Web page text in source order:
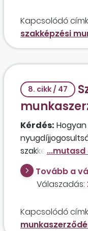
Kapcsolódó
szakképzési
8. cikk / 47
Kérdés:
szakképzési
módon, hogy a
heti 10 órás
módosították, a
Tovább a
Válaszadás:
Kapcsolódó